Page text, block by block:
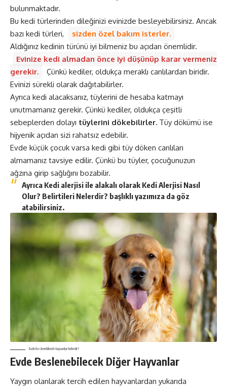
bulunmaktadır.
Bu kedi türlerinden dileğinizi evinizde besleyebilirsiniz. Ancak
bazı kedi türleri,
sizden özel bakım isterler.
Aldığınız kedinin türünü iyi bilmeniz bu açıdan önemlidir.
Evinize kedi almadan önce iyi düşünüp karar vermeniz
gerekir.
Çünkü kediler, oldukça meraklı canlılardan biridir.
Evinizi sürekli olarak dağıtabilirler.
Ayrıca kedi alacaksanız, tüylerini de hesaba katmayı
unutmamanız gerekir. Çünkü kediler, oldukça çeşitli
sebeplerden dolayı tüylerini dökebilirler. Tüy dökümü ise
hijyenik açıdan sizi rahatsız edebilir.
Evde küçük çocuk varsa kedi gibi tüy döken canlıları
almamanız tavsiye edilir. Çünkü bu tüyler, çocuğunuzun
ağzına girip sağlığını bozabilir.
Ayrıca Kedi alerjisi ile alakalı olarak Kedi Alerjisi Nasıl
Olur? Belirtileri Nelerdir? başlıklı yazımıza da göz
atabilirsiniz.
Evde Beslenebilecek Hayvanlar Nelerdir?
Evde Beslenebilecek Diğer Hayvanlar
Yaygın olanlarak tercih edilen hayvanlardan yukarıda